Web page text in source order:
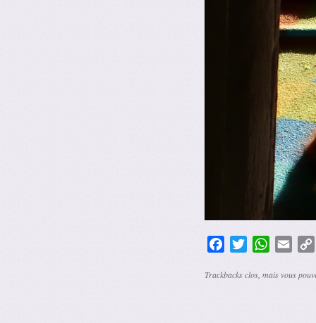
FacebookTwitterWhatsApp
Email
Trackbacks clos, mais vous